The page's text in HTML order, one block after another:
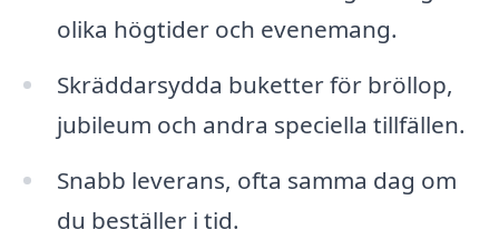
olika högtider och evenemang.
Skräddarsydda buketter för bröllop,
jubileum och andra speciella tillfällen.
Snabb leverans, ofta samma dag om
du beställer i tid.